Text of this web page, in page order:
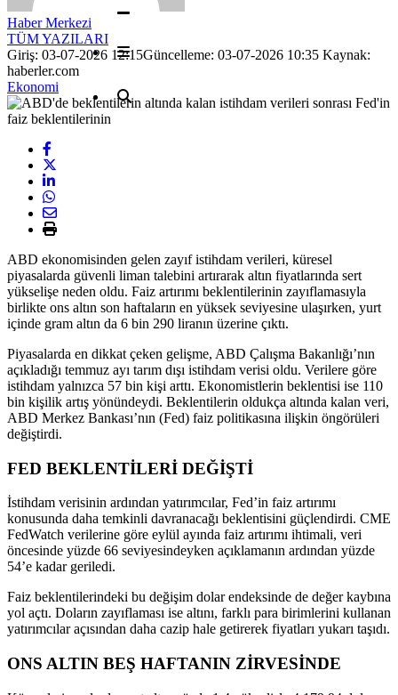
Haber Merkezi
TÜM YAZILARI
Giriş: 03-07-2026 12:15Güncelleme: 03-07-2026 10:35 Kaynak:
haberler.com
Ekonomi
ABD ekonomisinden gelen zayıf istihdam verileri, küresel
piyasalarda güvenli liman talebini artırarak altın fiyatlarında sert
yükselişe neden oldu. Faiz artırımı beklentilerinin zayıflamasıyla
birlikte ons altın son haftaların en yüksek seviyesine ulaşırken, yurt
içinde gram altın da 6 bin 290 liranın üzerine çıktı.
Piyasalarda en dikkat çeken gelişme, ABD Çalışma Bakanlığı’nın
açıkladığı temmuz ayı tarım dışı istihdam verisi oldu. Verilere göre
istihdam yalnızca 57 bin kişi arttı. Ekonomistlerin beklentisi ise 110
bin kişilik artış yönündeydi. Beklentilerin oldukça altında kalan veri,
ABD Merkez Bankası’nın (Fed) faiz politikasına ilişkin öngörüleri
değiştirdi.
FED BEKLENTİLERİ DEĞİŞTİ
İstihdam verisinin ardından yatırımcılar, Fed’in faiz artırımı
konusunda daha temkinli davranacağı beklentisini güçlendirdi. CME
FedWatch verilerine göre eylül ayında faiz artırımı ihtimali, veri
öncesinde yüzde 66 seviyesindeyken açıklamanın ardından yüzde
54’e kadar geriledi.
Faiz beklentilerindeki bu değişim dolar endeksinde de değer kaybına
yol açtı. Doların zayıflaması ise altını, farklı para birimlerini kullanan
yatırımcılar açısından daha cazip hale getirerek fiyatları yukarı taşıdı.
ONS ALTIN BEŞ HAFTANIN ZİRVESİNDE